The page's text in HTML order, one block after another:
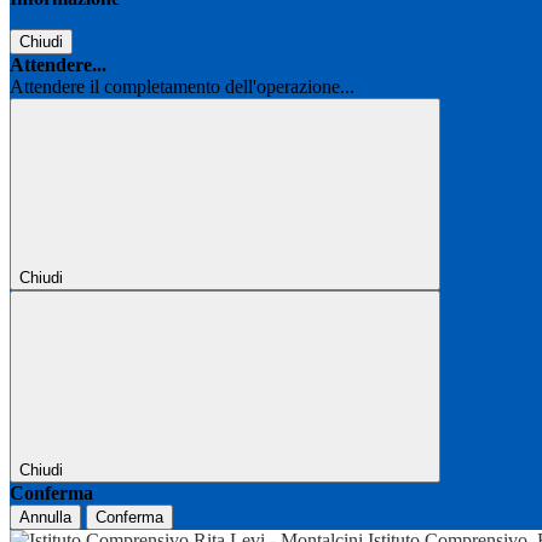
Chiudi
Attendere...
Attendere il completamento dell'operazione...
Chiudi
Chiudi
Conferma
Annulla Conferma